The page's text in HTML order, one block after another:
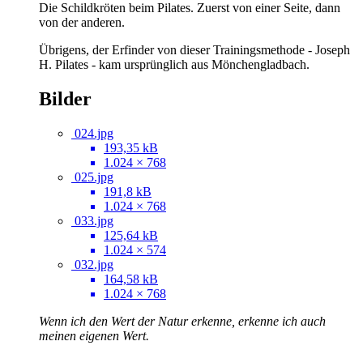
Die Schildkröten beim Pilates. Zuerst von einer Seite, dann
von der anderen.
Übrigens, der Erfinder von dieser Trainingsmethode - Joseph
H. Pilates - kam ursprünglich aus Mönchengladbach.
Bilder
024.jpg
193,35 kB
1.024 × 768
025.jpg
191,8 kB
1.024 × 768
033.jpg
125,64 kB
1.024 × 574
032.jpg
164,58 kB
1.024 × 768
Wenn ich den Wert der Natur erkenne, erkenne ich auch
meinen eigenen Wert.